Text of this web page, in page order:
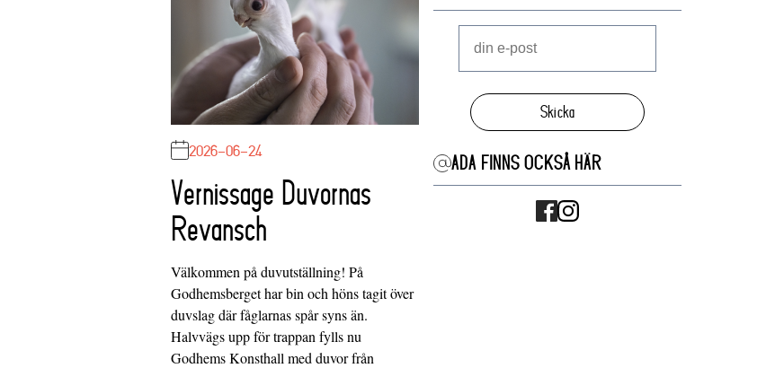
2026-06-24
Vernissage Duvornas
Revansch
Välkommen på duvutställning! På
Godhemsberget har bin och höns tagit över
duvslag där fåglarnas spår syns än.
Halvvägs upp för trappan fylls nu
Godhems Konsthall med duvor från
Skicka
ADA FINNS OCKSÅ HÄR